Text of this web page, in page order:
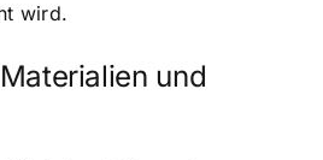
wird.
und